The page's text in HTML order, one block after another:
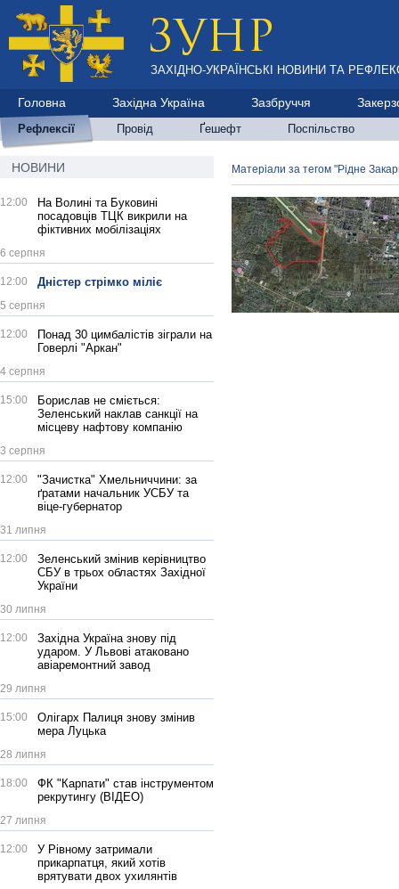
ЗАХІДНО-УКРАЇНСЬКІ НОВИНИ ТА
Головна Західна Україна Зазбруччя
Рефлексії Провід Ґешефт Поспільство
НОВИНИ
12:00
На Волині та Буковині
посадовців ТЦК викрили на
фіктивних мобілізаціях
6 серпня
12:00 Дністер стрімко міліє
5 серпня
12:00
Понад 30 цимбалістів зіграли на
Говерлі "Аркан"
4 серпня
15:00
Борислав не сміється:
Зеленський наклав санкції на
місцеву нафтову компанію
3 серпня
12:00
"Зачистка" Хмельниччини: за
ґратами начальник УСБУ та
віце-губернатор
31 липня
12:00
Зеленський змінив керівництво
СБУ в трьох областях Західної
України
30 липня
12:00
Західна Україна знову під
ударом. У Львові атаковано
авіаремонтний завод
29 липня
15:00
Олігарх Палиця знову змінив
мера Луцька
28 липня
18:00
ФК "Карпати" став інструментом
рекрутингу (ВІДЕО)
27 липня
12:00
У Рівному затримали
прикарпатця, який хотів
врятувати двох ухилянтів
Матеріали за тегом "Рідне